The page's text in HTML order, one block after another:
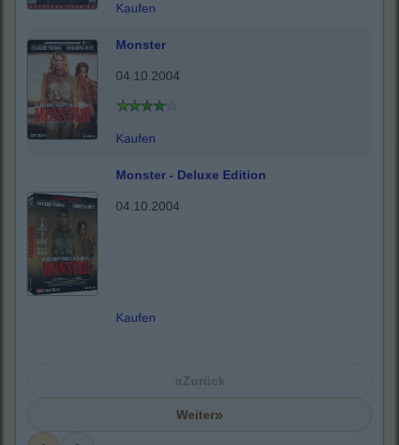
Kaufen
Monster
04.10.2004
Kaufen
Monster - Deluxe Edition
04.10.2004
Kaufen
«Zurück
Weiter»